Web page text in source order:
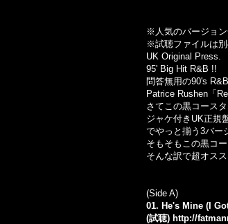
※人気のバージョン
※試聴ファイルは別
UK Original Press.
95' Big Hit R&B !!
問答無用の90's
Patrice Rushen「
さてこの黒コース
ジャケ付きUK正規
でやっと揃う3バー
そもそもこの黒コ
そんな訳で超オス
(Side A)
01. He's Mine (I
(試聴) http://